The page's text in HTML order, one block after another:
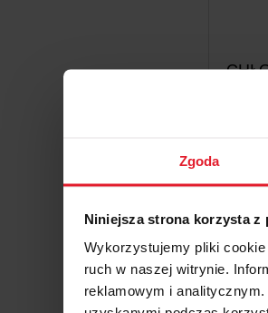
Zgoda
Niniejsza strona korzysta z
Wykorzystujemy pliki
ruch w naszej witrynie.
reklamowym i